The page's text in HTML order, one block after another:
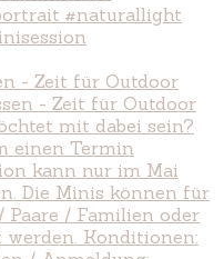
- Zeit für Outdoor